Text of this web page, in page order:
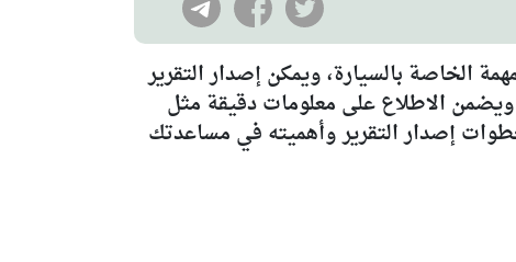
الخاصة بالسيارة، ويمكن إصدار التقرير
ويضمن الاطلاع على معلومات دقيقة مثل
إصدار التقرير وأهميته في مساعدتك